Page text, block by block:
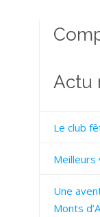
Actu
Le club
Une
Monts